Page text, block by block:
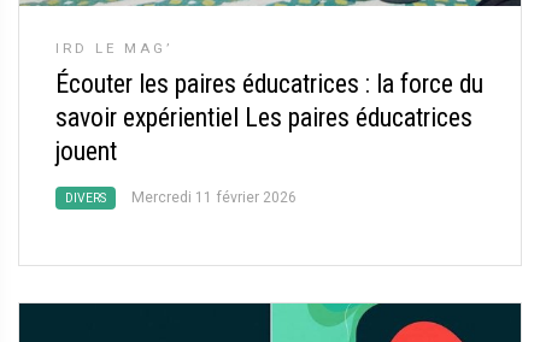
IRD LE MAG’
Écouter les paires éducatrices : la force du
savoir expérientiel Les paires éducatrices
jouent
DIVERS Mercredi 11 février 2026